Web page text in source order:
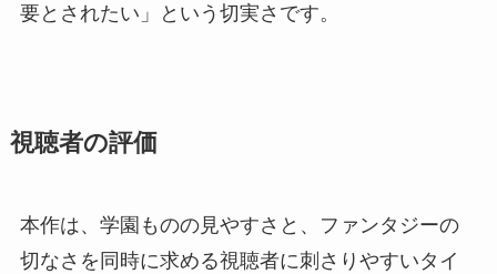
要とされたい」という切実さです。
視聴者の評価
本作は、学園ものの見やすさと、ファンタジーの
切なさを同時に求める視聴者に刺さりやすいタイ